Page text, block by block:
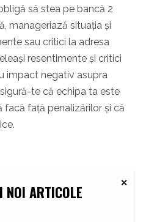
să stea pe bancă 2
manageriază situația și
sau critici la adresa
resentimente și critici
impact negativ asupra
te că echipa ta este
față penalizărilor și că
NOI ARTICOLE